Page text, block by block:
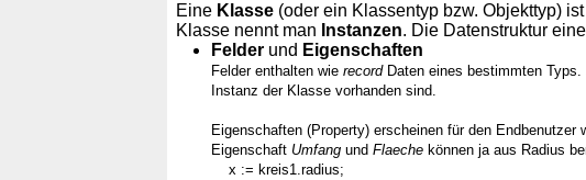
Eine Klasse (oder ein Klassentyp bzw. Objekttyp)
Klasse nennt man Instanzen. Die Datenstruktur
Felder und Eigenschaften
Felder enthalten wie recordDaten eines bestimmten Typs.
Instanz der Klasse vorhanden sind.
Eigenschaften (Property) erscheinen für den
Eigenschaft Umfang und Flaeche können ja aus Radius
x := kreis1.radius;